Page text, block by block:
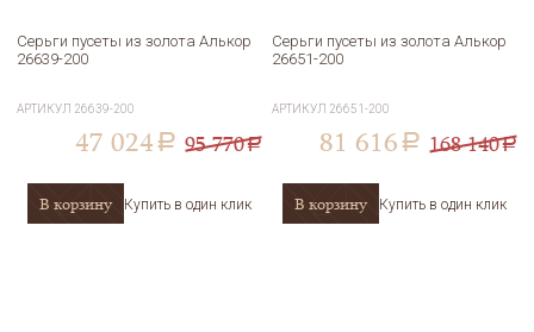
Серьги пусеты из золота Алькор
26639-200
АРТИКУЛ 26639-200
47 024 a 95 770a
В корзину Купить в один клик
Серьги пусеты из золота Алькор
26651-200
АРТИКУЛ 26651-200
81 616 a 168 140a
В корзину Купить в один клик